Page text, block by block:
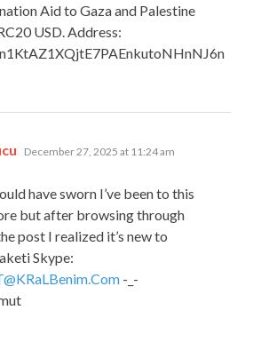
Aid to Gaza and Palestine
USD. Address:
says:
December 27, 2025 at 11:24 am
have sworn I’ve been to this
but after browsing through
post I realized it’s new to
Skype:
-_-